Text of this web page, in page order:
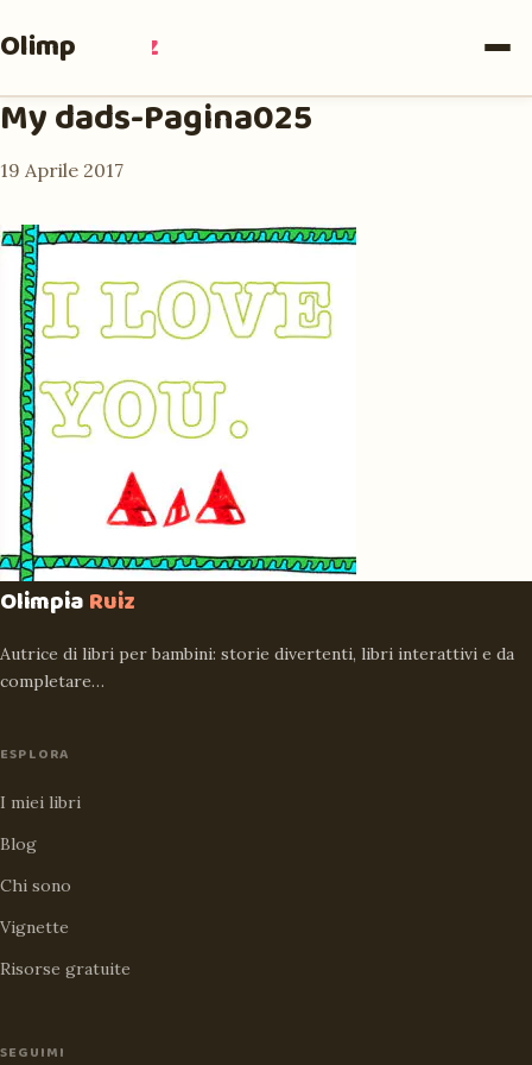
Olimpia Ruiz
My dads-Pagina025
19 Aprile 2017
OlimpiaRuiz
Autrice di libri per bambini: storie divertenti, libri interattivi e da
completare…
ESPLORA
I miei libri
Blog
Chi sono
Vignette
Risorse gratuite
SEGUIMI